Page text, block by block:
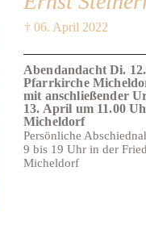
† 06. April 2022
Abendandacht Di.
Pfarrkirche
mit anschließender
13. April um 11.00
Micheldorf
Persönliche
9 bis 19 Uhr in der
Micheldorf